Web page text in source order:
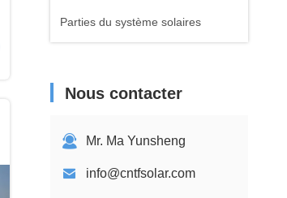
Parties du système solaires
Nous contacter
Mr. Ma Yunsheng
info@cntfsolar.com